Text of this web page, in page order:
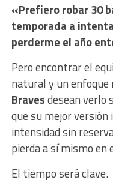
«Prefiero robar 30
temporada a
perderme el año
Pero encontrar el
natural y un
Bravesdesean verlo
que su mejor
intensidad sin
pierda a sí mismo en
El tiempo será clave.